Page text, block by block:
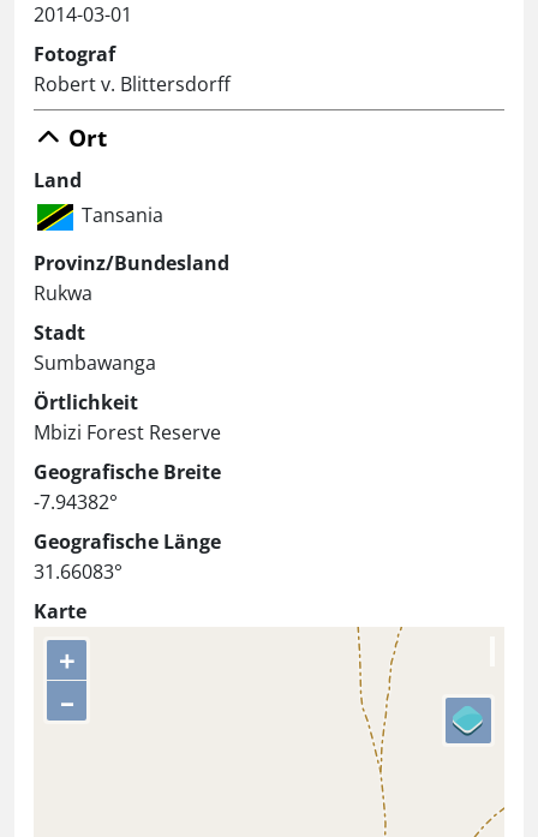
2014-03-01
Fotograf
Robert v. Blittersdorff
Ort
Land
Tansania
Provinz/Bundesland
Rukwa
Stadt
Sumbawanga
Örtlichkeit
Mbizi Forest Reserve
Geografische Breite
-7.94382°
Geografische Länge
31.66083°
Karte
+
–